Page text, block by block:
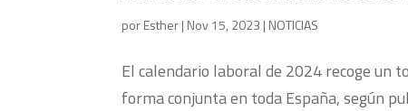
porEsther| Nov 15, 2023 | NOTICIAS
El calendario laboral de 2024 recoge un
forma conjunta en toda España, según